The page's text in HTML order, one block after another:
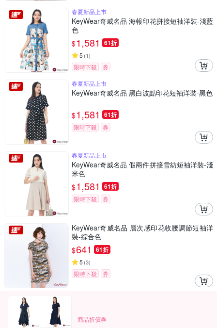
春夏新品上市
KeyWear奇威名品 海報印花拼接短袖洋裝-淺藍
色
$1,581 61折
5 (1)
限時下殺
券
春夏新品上市
KeyWear奇威名品 黑白波點印花短袖洋裝-黑色
$1,581 61折
限時下殺 券
春夏新品上市
KeyWear奇威名品 假兩件拼接雪紡短袖洋裝-淺
米色
$1,581 61折
限時下殺 券
KeyWear奇威名品 層次感印花收腰調節短袖洋
裝-綜合色
$641 61折
5 (3)
限時下殺 券
商品折價券